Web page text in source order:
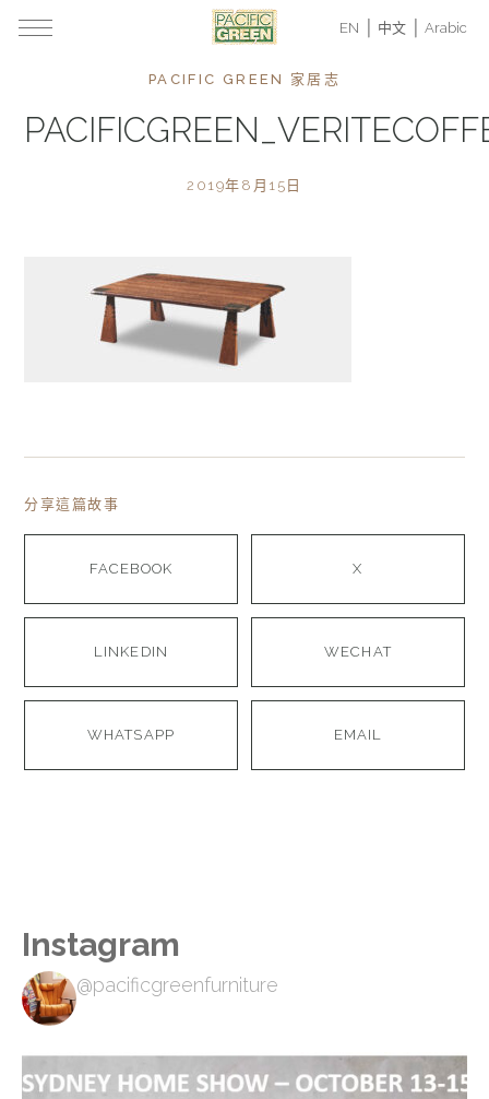
EN 中文 Arabic
PACIFIC GREEN 家居志
2019年8月15日
分享這篇故事
FACEBOOK X
LINKEDIN WECHAT
WHATSAPP EMAIL
Instagram
@pacificgreenfurniture